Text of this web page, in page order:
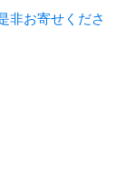
非お寄せくださ